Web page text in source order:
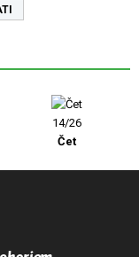
14/26
Čet